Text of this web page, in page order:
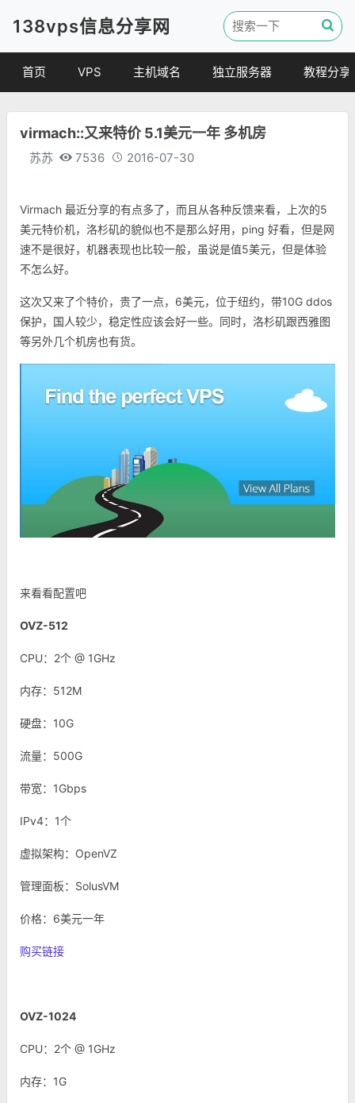
138vps信息分享网
首页 VPS
便宜VPS
VPS评测
主机域名
虚拟主机
独立服务器 教程分享
virmach::又来特价 5.1美元一年 多机房
苏苏 7536 2016-07-30
Virmach 最近分享的有点多了，而且从各种反馈来看，上次的5
美元特价机，洛杉矶的貌似也不是那么好用，ping 好看，但是网
速不是很好，机器表现也比较一般，虽说是值5美元，但是体验
不怎么好。
这次又来了个特价，贵了一点，6美元，位于纽约，带10G ddos
保护，国人较少，稳定性应该会好一些。同时，洛杉矶跟西雅图
等另外几个机房也有货。
来看看配置吧
OVZ-512
CPU：2个 @ 1GHz
内存：512M
硬盘：10G
流量：500G
带宽：1Gbps
IPv4：1个
虚拟架构：OpenVZ
管理面板：SolusVM
价格：6美元一年
购买链接
OVZ-1024
CPU：2个 @ 1GHz
内存：1G